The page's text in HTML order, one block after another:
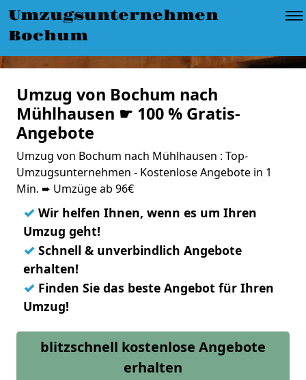
Umzugsunternehmen
Bochum
Umzug von Bochum nach
Mühlhausen ☛ 100 % Gratis-
Angebote
Umzug von Bochum nach Mühlhausen : Top-
Umzugsunternehmen - Kostenlose Angebote in 1
Min. ➨ Umzüge ab 96€
✓ Wir helfen Ihnen, wenn es um Ihren
Umzug geht!
✓ Schnell & unverbindlich Angebote
erhalten!
✓ Finden Sie das beste Angebot für Ihren
Umzug!
blitzschnell kostenlose Angebote
erhalten